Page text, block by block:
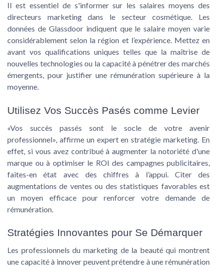
Il est essentiel de s'informer sur lessalaires moyens des
directeurs marketingdans le secteur cosmétique. Les
données de Glassdoor indiquent que le salaire moyen varie
considérablement selon la région et l’expérience. Mettez en
avant vos qualifications uniques telles que la maîtrise de
nouvelles technologies ou la capacité à pénétrer des marchés
émergents, pour justifier une rémunération supérieure à la
moyenne.
Utilisez Vos Succès Pasés comme Levier
«Vos succès passés sont le socle de votre avenir
professionnel», affirme un expert enstratégie marketing . En
effet, si vous avez contribué à augmenter la notoriété d'une
marque ou à optimiser le ROI des campagnes publicitaires,
faites-en état avec des chiffres à l’appui. Citer des
augmentations de ventes ou des statistiques favorables est
un moyen efficace pour renforcer votre demande de
rémunération.
Stratégies Innovantes pour Se Démarquer
Les professionnels du marketing de la beautéqui montrent
une capacité à innover peuvent prétendre à une rémunération